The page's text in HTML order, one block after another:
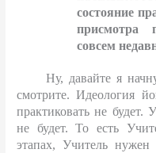
состояние
присмотра
совсем
Ну, давайте я
смотрите. Идеология
практиковать не будет.
не будет. То есть
этапах, Учитель